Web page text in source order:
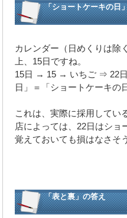
「ショートケーキの日
カレンダー（日めくりは除
上、15日ですね。
15日 → 15 → いちご ⇒ 22日
日」＝「ショートケーキの
これは、実際に採用してい
店によっては、22日はショ
覚えておいても損はなさそ
「表と裏」の答え